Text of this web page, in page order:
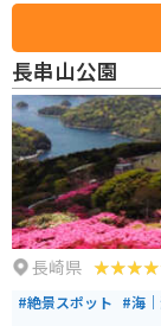
育成を目的とした野
ます。西海国立公園
親しまれています。
長串山公園
長崎県
#絶景スポット #海